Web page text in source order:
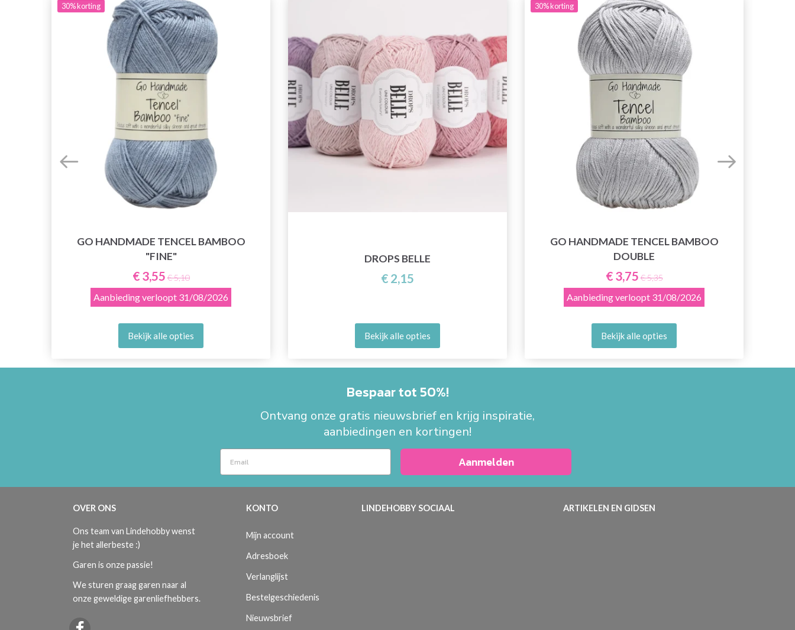
30%korting
GO HANDMADE TENCEL BAMBOO
"FINE"
€ 3,55 € 5,10
Aanbieding verloopt 31/08/2026
Bekijk alle opties
DROPS BELLE
€ 2,15
Bekijk alle opties
30%korting
GO HANDMADE TENCEL BAMBOO
DOUBLE
€ 3,75 € 5,35
Aanbieding verloopt 31/08/2026
Bekijk alle opties
Bespaar tot 50%!
Ontvang onze gratis nieuwsbrief en krijg inspiratie,
aanbiedingen en kortingen!
Aanmelden
OVER ONS
Ons team van Lindehobby wenst
je het allerbeste :)
Garen is onze passie!
We sturen graag garen naar al
onze geweldige garenliefhebbers.
KONTO
Mijn account
Adresboek
Verlanglijst
Bestelgeschiedenis
Nieuwsbrief
LINDEHOBBY SOCIAAL ARTIKELEN EN GIDSEN